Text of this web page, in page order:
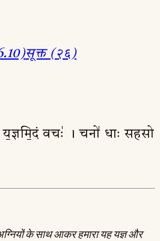
सूक्त (२६)
य॒ज्ञमि॒दं वचः॑ । चनो॑ धाः सहसो
के साथ आकर हमारा यह यज्ञ और